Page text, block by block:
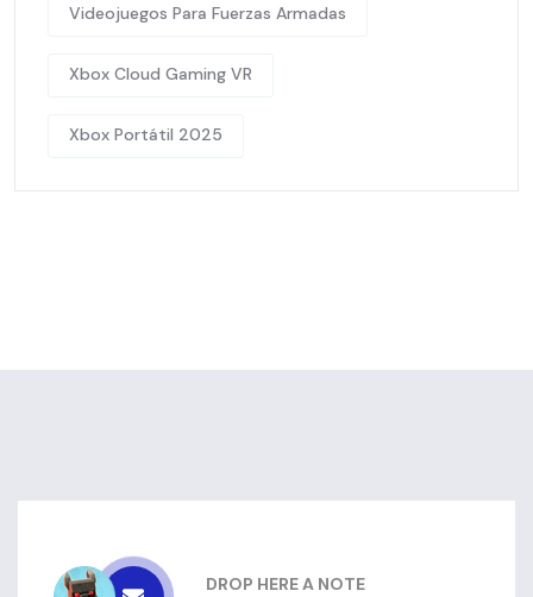
Videojuegos Para Fuerzas Armadas
Xbox Cloud Gaming VR
Xbox Portátil 2025
DROP HERE A NOTE